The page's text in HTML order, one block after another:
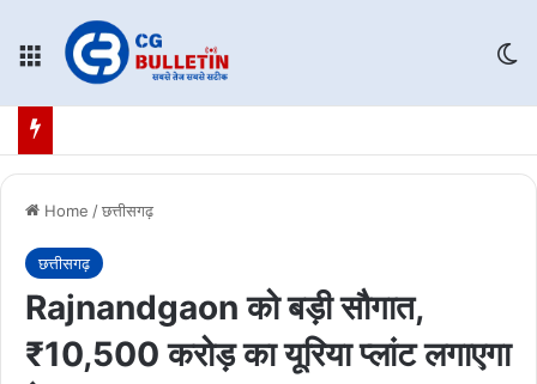
Menu
Home /छत्तीसगढ़
छत्तीसगढ़
Rajnandgaon को बड़ी सौगात,
₹10,500 करोड़ का यूरिया प्लांट लगाएगा